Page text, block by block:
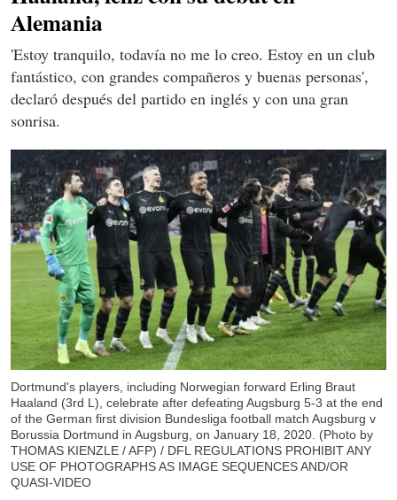
Alemania
'Estoy tranquilo, todavía no me lo creo. Estoy en un club
fantástico, con grandes compañeros y buenas personas',
declaró después del partido en inglés y con una gran
sonrisa.
Dortmund's players, including Norwegian forward Erling Braut
Haaland (3rd L), celebrate after defeating Augsburg 5-3 at the end
of the German first division Bundesliga football match Augsburg v
Borussia Dortmund in Augsburg, on January 18, 2020. (Photo by
THOMAS KIENZLE / AFP) / DFL REGULATIONS PROHIBIT ANY
USE OF PHOTOGRAPHS AS IMAGE SEQUENCES AND/OR
QUASI-VIDEO